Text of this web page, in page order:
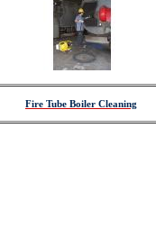
Fire Tube Boiler Cleaning